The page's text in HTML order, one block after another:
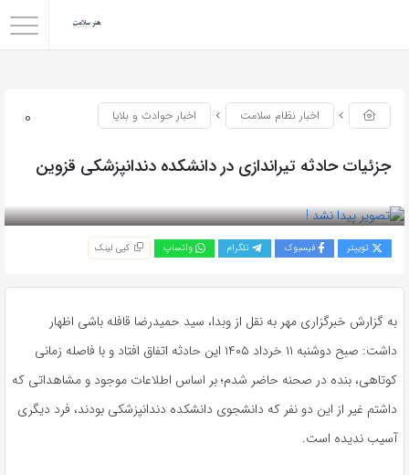
0 اخبار نظام سلامت اخبار حوادث و بلایا
جزئیات حادثه تیراندازی در دانشکده دندانپزشکی قزوین
توییتر فیسبوک تلگرام واتساپ کپی لینک
به گزارش خبرگزاری مهر به نقل از وبدا، سید حمیدرضا قافله باشی اظهار
داشت: صبح دوشنبه ۱۱ خرداد ۱۴۰۵ این حادثه اتفاق افتاد و با فاصله زمانی
کوتاهی، بنده در صحنه حاضر شدم؛ بر اساس اطلاعات موجود و مشاهداتی که
داشتم غیر از این دو نفر که دانشجوی دانشکده دندانپزشکی بودند، فرد دیگری
آسیب ندیده است.